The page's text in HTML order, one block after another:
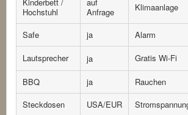
Hochstuhl
Anfrage
Klimaanlage
Safe
ja Alarm
Lautsprecher
ja Gratis Wi-Fi
BBQ ja Rauchen
Steckdosen
USA/EUR